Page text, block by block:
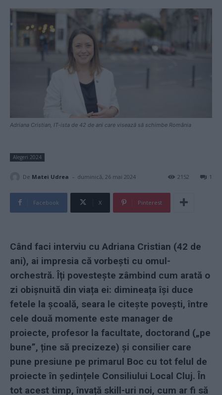
Adriana Cristian, IT-ista de 42 de ani care visează să schimbe România
Alegeri 2024
De Matei Udrea - duminică, 26 mai 2024 1
2152
Facebook X Pinterest
Când faci interviu cu Adriana Cristian (42 de
ani), ai impresia că vorbești cu omul-
orchestră. Îți povestește zâmbind cum arată o
zi obișnuită din viața ei: dimineața își duce
fetele la școală, seara le citește povești, între
cele două momente este manager de
proiecte, profesor la facultate, doctorand („pe
bune”, ține să precizeze) și consilier care
pune presiune pe primarul Boc cu tot felul de
proiecte în ședințele Consiliului Local Cluj. În
tot acest timp, învață skill-uri noi, cum ar fi să